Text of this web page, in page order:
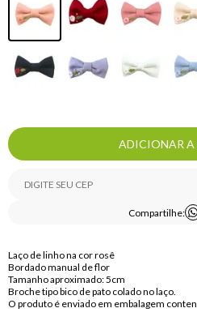
ADICIONAR A
Compartilhe:
Laço de linho na cor rosê
Bordado manual de flor
Tamanho aproximado: 5cm
Broche tipo bico de pato colado no laço.
O produto é enviado em embalagem